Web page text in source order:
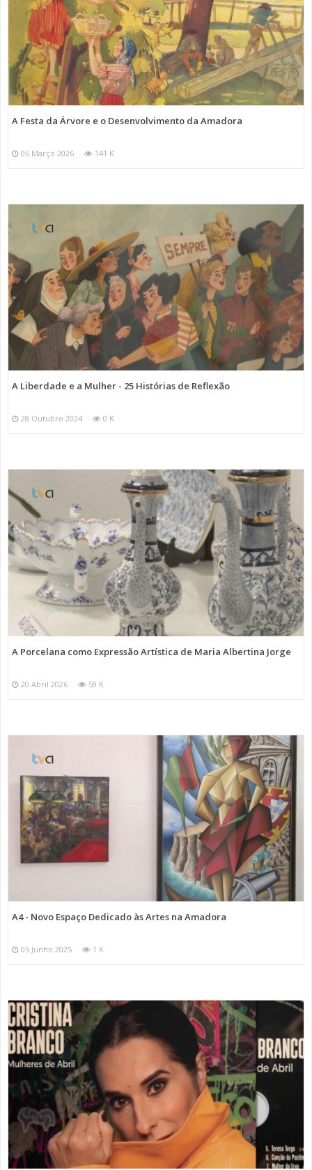
A Festa da Árvore e o Desenvolvimento da Amadora
06 Março 2026 141 K
A Liberdade e a Mulher - 25 Histórias de Reflexão
28 Outubro 2024 0 K
A Porcelana como Expressão Artística de Maria Albertina Jorge
20 Abril 2026 59 K
A4 - Novo Espaço Dedicado às Artes na Amadora
05 Junho 2025 1 K